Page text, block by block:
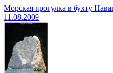
Морская прогулка в бухту
11.08.2009